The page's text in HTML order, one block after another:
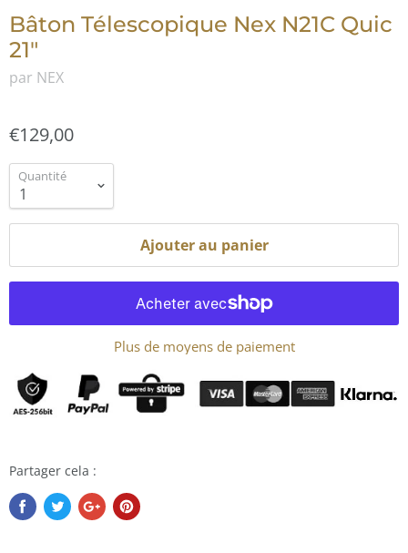
Bâton Télescopique Nex N21C Quic
21"
par NEX
€129,00
Quantité
Ajouter au panier
Plus de moyens de paiement
Partager cela :